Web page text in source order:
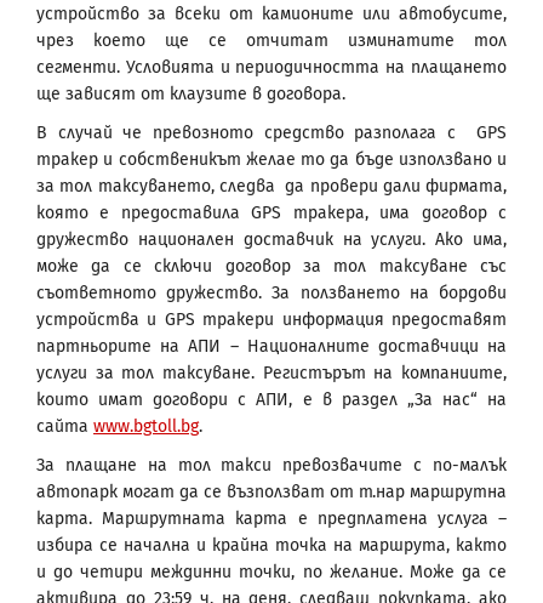
устройство за всеки от камионите или автобусите,
чрез което ще се отчитат изминатите тол
сегменти. Условията и периодичността на плащането
ще зависят от клаузите в договора.
В случай че превозното средство разполага с GPS
тракер и собственикът желае то да бъде използвано и
за тол таксуването, следва да провери дали фирмата,
която е предоставила GPS тракера, има договор с
дружество национален доставчик на услуги. Ако има,
може да се сключи договор за тол таксуване със
съответното дружество. За ползването на бордови
устройства и GPS тракери информация предоставят
партньорите на АПИ – Националните доставчици на
услуги за тол таксуване. Регистърът на компаниите,
които имат договори с АПИ, е в раздел „За нас“ на
сайта www.bgtoll.bg.
За плащане на тол такси превозвачите с по-малък
автопарк могат да се възползват от т.нар маршрутна
карта. Маршрутната карта е предплатена услуга –
избира се начална и крайна точка на маршрута, както
и до четири междинни точки, по желание. Може да се